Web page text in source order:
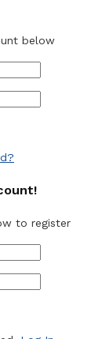
below
to register